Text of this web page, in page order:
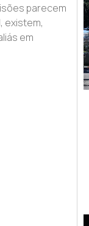
parecem
existem,
em